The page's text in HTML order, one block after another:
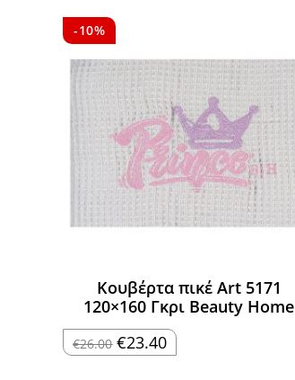
-10%
Κουβέρτα πικέ Art 5171
120×160 Γκρι Beauty Home
€26.00 Original
price
€23.40Η
τρέχουσα